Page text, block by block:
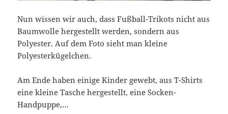
Nun wissen wir auch, dass Fußball-Trikots nicht aus
Baumwolle hergestellt werden, sondern aus
Polyester. Auf dem Foto sieht man kleine
Polyesterkügelchen.
Am Ende haben einige Kinder gewebt, aus T-Shirts
eine kleine Tasche hergestellt, eine Socken-
Handpuppe,…